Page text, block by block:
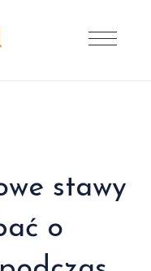
stawy
o